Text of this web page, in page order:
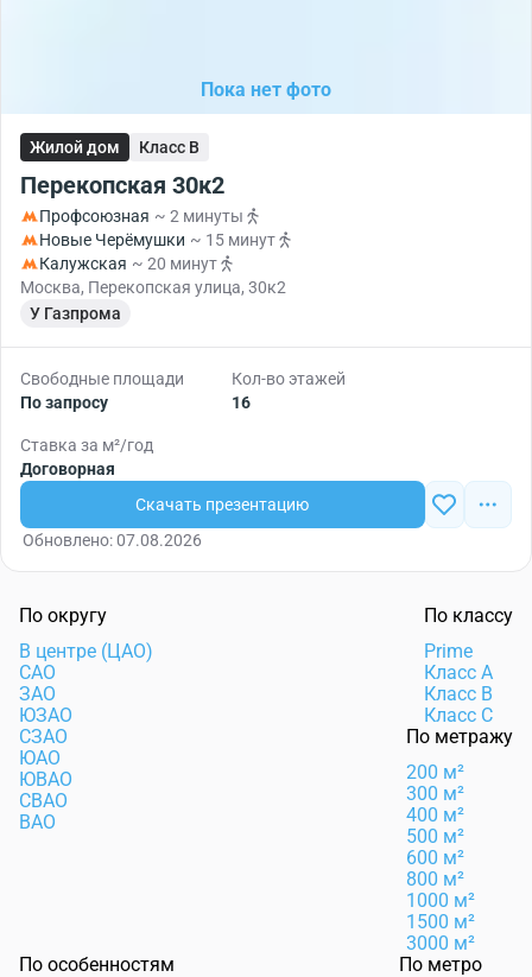
Пока нет фото
Жилой дом Класс B
Перекопская 30к2
Профсоюзная ~ 2 минуты
Новые Черёмушки ~ 15 минут
Калужская ~ 20 минут
Москва, Перекопская улица, 30к2
У Газпрома
Свободные площади
По запросу
Кол-во этажей
16
Ставка за м²/год
Договорная
Скачать презентацию
Обновлено: 07.08.2026
По округу
В центре (ЦАО)
САО
ЗАО
ЮЗАО
СЗАО
ЮАО
ЮВАО
СВАО
ВАО
По классу
Prime
Класс А
Класс B
Класс C
По метражу
200 м²
300 м²
400 м²
500 м²
600 м²
800 м²
1000 м²
1500 м²
3000 м²
По особенностям
По метро